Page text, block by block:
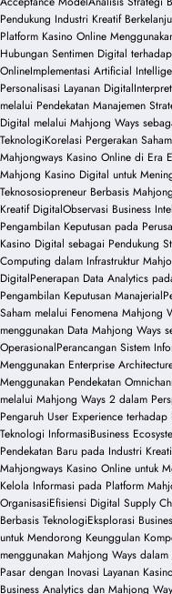
Pendukung Industri Kreatif
Platform Kasino Online
Hubungan Sentimen Digital
OnlineImplementasi Artificial
Personalisasi Layanan Digital
melalui Pendekatan Manajemen
Digital melalui Mahjong Ways
TeknologiKorelasi Pergerakan
Mahjongways Kasino Online di Era
Mahjong Kasino Digital untuk
Teknososiopreneur Berbasis
Kreatif DigitalObservasi Business
Pengambilan Keputusan pada
Kasino Digital sebagai Pendukung
Computing dalam Infrastruktur
DigitalPenerapan Data Analytics
Pengambilan Keputusan Manajerial
Saham melalui Fenomena Mahjong
menggunakan Data Mahjong Ways
OperasionalPerancangan Sistem
Menggunakan Enterprise
Menggunakan Pendekatan
melalui Mahjong Ways 2 dalam
Pengaruh User Experience
Teknologi InformasiBusiness
Pendekatan Baru pada Industri
Mahjongways Kasino Online untuk
Kelola Informasi pada Platform
OrganisasiEfisiensi Digital Supply
Berbasis TeknologiEksplorasi
untuk Mendorong Keunggulan
menggunakan Mahjong Ways
Pasar dengan Inovasi Layanan
Business Analytics dan Mahjong